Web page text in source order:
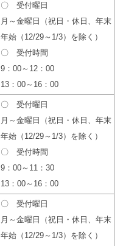
〇 受付曜日
月～金曜日（祝日・休日、年末
年始（12/29～1/3）を除く）
〇 受付時間
9：00～12：00
13：00～16：00
〇 受付曜日
月～金曜日（祝日・休日、年末
年始（12/29～1/3）を除く）
〇 受付時間
9：00～11：30
13：00～16：00
〇 受付曜日
月～金曜日（祝日・休日、年末
年始（12/29～1/3）を除く）